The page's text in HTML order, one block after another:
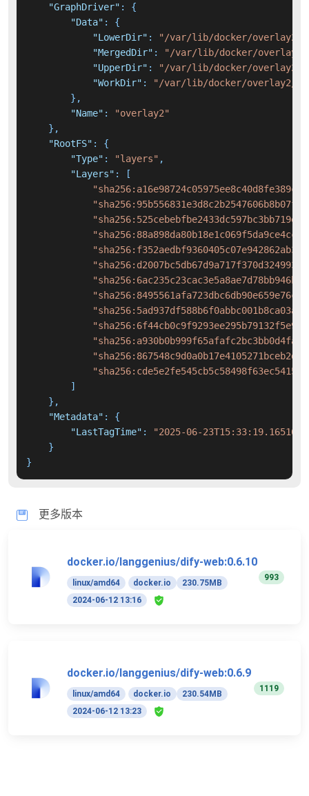
"GraphDriver" :
{
"Data" :
{
"LowerDir" :
"/var/lib/docker/overlay2/
"MergedDir" :
"/var/lib/docker/overlay2/
"UpperDir" :
"/var/lib/docker/overlay2/
"WorkDir" :
"/var/lib/docker/overlay2/
} ,
"Name" :
"overlay2"
} ,
"RootFS" :
{
"Type" : "layers" ,
"Layers" :
[
]
} ,
"Metadata" :
{
"LastTagTime" :
"2025-06-
}
}
更多版本
docker.io/langgenius/dify-web:0.6.10
linux/amd64 docker.io
230.75MB
2024-06-12 13:16
993
docker.io/langgenius/dify-web:0.6.9
linux/amd64 docker.io
230.54MB
2024-06-12 13:23
1119